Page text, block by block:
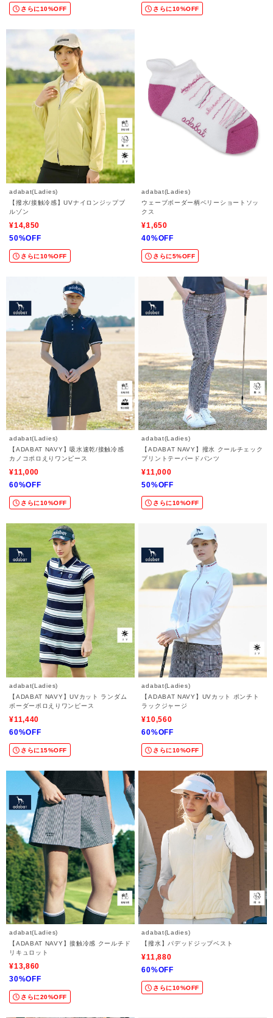
さらに10%OFF さらに10%OFF
adabat(Ladies)
【撥水/接触冷感】UVナイロンジップブ
ルゾン
¥14,850
50%OFF
さらに10%OFF
adabat(Ladies)
ウェーブボーダー柄ベリーショートソッ
クス
¥1,650
40%OFF
さらに5%OFF
adabat(Ladies)
【ADABAT NAVY】吸水速乾/接触冷感
カノコポロえりワンピース
¥11,000
60%OFF
さらに10%OFF
adabat(Ladies)
【ADABAT NAVY】撥水 クールチェック
プリントテーパードパンツ
¥11,000
50%OFF
さらに10%OFF
adabat(Ladies)
【ADABAT NAVY】UVカット ランダム
ボーダーポロえりワンピース
¥11,440
60%OFF
さらに15%OFF
adabat(Ladies)
【ADABAT NAVY】UVカット ポンチト
ラックジャージ
¥10,560
60%OFF
さらに10%OFF
adabat(Ladies)
【ADABAT NAVY】接触冷感 クールチド
リキュロット
¥13,860
30%OFF
さらに20%OFF
adabat(Ladies)
【撥水】パデッドジップベスト
¥11,880
60%OFF
さらに10%OFF